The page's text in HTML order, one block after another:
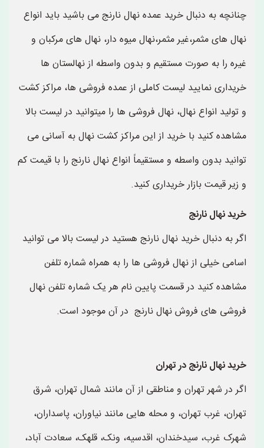
چنانچه به دنبال خرید عمده نهال نارنج می باشید باید انواع
نهال های مثمر،غیر مثمر،نهال میوه دار، نهال های مرکبان و
غیره را به صورت مستقیم و بدون واسطه از نهالستان ها
خریداری نمایید لیست کاملی از عمده فروشی ها، مراکز کشت
و تولید انواع نهال، نهال فروشی ها را میتوانید در لیست بالا
مشاهده کنید با خرید از این مراکز کشت نهال به آسانی می
توانید بدون واسطه و مستقیماً انواع نهال نارنج را با قیمت کم
و زیر قیمت بازار خریداری کنید.
خرید نهال نارنج
اگر به دنبال خرید نهال نارنج هستید در لیست بالا می توانید
اسامی خیلی از نهال فروشی ها را به همراه شماره تلفن
مشاهده کنید در قسمت پایین نام هر یک شماره تلفن نهال
فروشی های فروش نهال نارنج در آن موجود است.
خرید نهال نارنج در تهران
اگر در شهر تهران و مناطقی از آن مانند شمال تهران، شرق
تهران، غرب تهران، و محله هایی مانند نیاوران، پاسداران،
شهرک غرب، سیدخندان، اقدسیه، ونک، قلهک، سعادت آباد،